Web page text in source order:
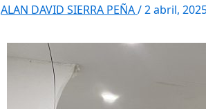
ALAN DAVID SIERRA PEÑA/2 abril,